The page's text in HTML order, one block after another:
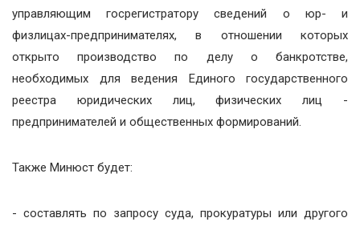
управляющим госрегистратору сведений о юр- и
физлицах-предпринимателях, в отношении которых
открыто производство по делу о банкротстве,
необходимых для ведения Единого государственного
реестра юридических лиц, физических лиц -
предпринимателей и общественных формирований.
Также Минюст будет:
- составлять по запросу суда, прокуратуры или другого